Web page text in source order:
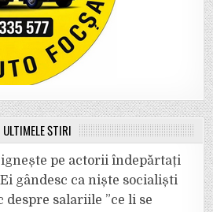
ULTIMELE ȘTIRI
pe actorii îndepărtați
gândesc ca niște socialiști
despre salariile ”ce li se